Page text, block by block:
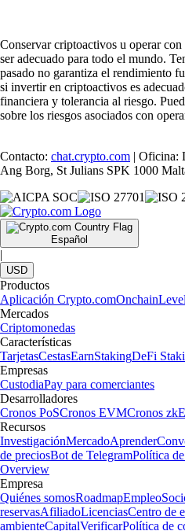
Conservar criptoactivos u operar
ser adecuado para todo el mundo.
pasado no garantiza el rendimiento
si invertir en criptoactivos es
financiera y tolerancia al riesgo.
sobre los riesgos asociados con
Contacto: chat.crypto.com | Oficina:
Ang Borg, St Julians SPK 1000
Español
|
USD
Productos
Aplicación Crypto.comOnchain
Mercados
Criptomonedas
Características
TarjetasCestasEarnStakingDeFi
Empresas
CustodiaPay para comerciantes
Desarrolladores
Cronos PoSCronos EVMCronos
Recursos
InvestigaciónMercadoAprender
de preciosBot de TelegramPolítica
Overview
Empresa
Quiénes somosRoadmapEmpleo
reservasAfiliadoLicenciasCentro de
ambienteCapitalVerificarPolítica de